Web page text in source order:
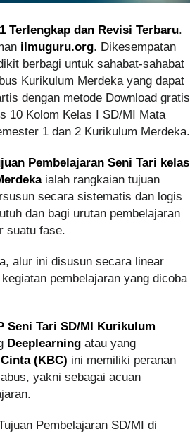
Terlengkap dan Revisi Terbaru.
ilmuguru.org. Dikesempatan
berbagi untuk sahabat-sahabat
Kurikulum Merdeka yang dapat
dengan metode Download gratis
10 Kolom Kelas I SD/MI Mata
1 dan 2 Kurikulum Merdeka.
Pembelajaran Seni Tari kelas
ialah rangkaian tujuan
secara sistematis dan logis
dan bagi urutan pembelajaran
suatu fase.
alur ini disusun secara linear
pembelajaran yang dicoba
Seni Tari SD/MI Kurikulum
Deeplearning atau yang
(KBC) ini memiliki peranan
yakni sebagai acuan
Pembelajaran SD/MI di